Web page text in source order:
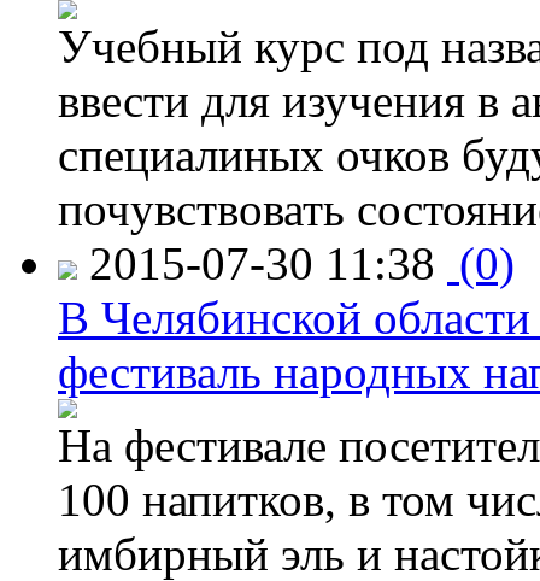
Учебный курс под
ввести для изучения
специалиных очков
почувствовать
2015-07-30 11:38 (0)
В Челябинской
фестиваль народных
На фестивале
100 напитков, в том
имбирный эль и